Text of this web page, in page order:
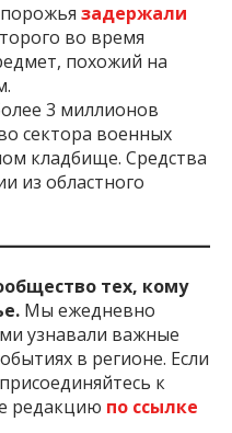
задержали
во время
похожий на
3 миллионов
сектора военных
кладбище. Средства
из областного
тех, кому
Мы ежедневно
узнавали важные
в регионе. Если
к
редакцию по ссылке